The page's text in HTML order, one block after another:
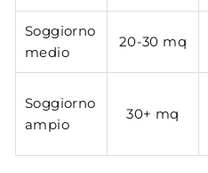
Soggiorno
medio
20-30 mq
Soggiorno
ampio
30+ mq